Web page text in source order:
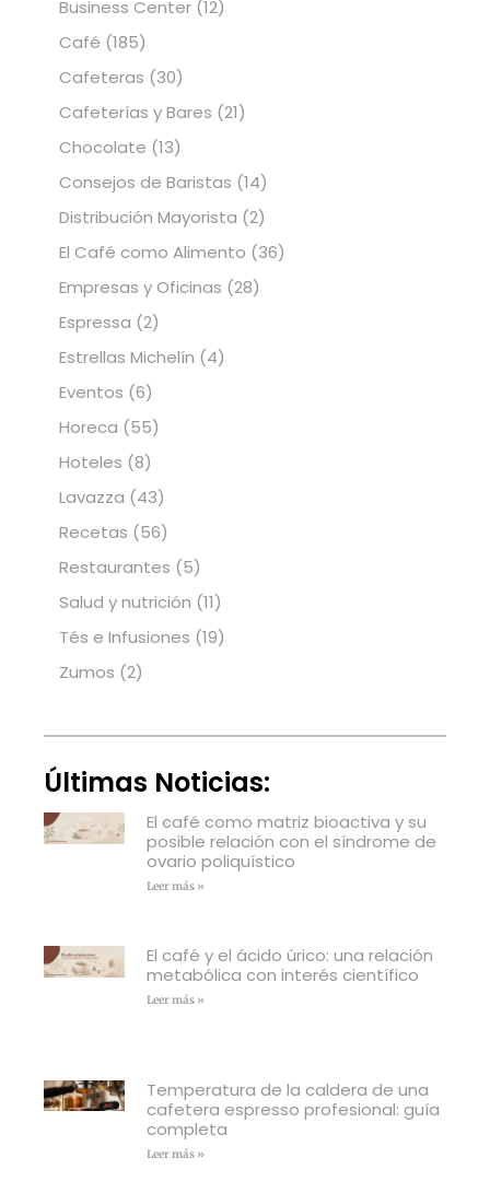
Business Center (12)
Café (185)
Cafeteras (30)
Cafeterías y Bares (21)
Chocolate (13)
Consejos de Baristas (14)
Distribución Mayorista (2)
El Café como Alimento (36)
Empresas y Oficinas (28)
Espressa (2)
Estrellas Michelín (4)
Eventos (6)
Horeca (55)
Hoteles (8)
Lavazza (43)
Recetas (56)
Restaurantes (5)
Salud y nutrición (11)
Tés e Infusiones (19)
Zumos (2)
Últimas Noticias:
El café como matriz bioactiva y su
posible relación con el síndrome de
ovario poliquístico
Leer más »
El café y el ácido úrico: una relación
metabólica con interés científico
Leer más »
Temperatura de la caldera de una
cafetera espresso profesional: guía
completa
Leer más »